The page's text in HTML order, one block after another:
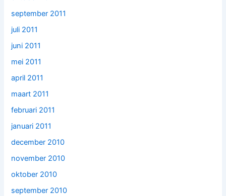
september 2011
juli 2011
juni 2011
mei 2011
april 2011
maart 2011
februari 2011
januari 2011
december 2010
november 2010
oktober 2010
september 2010